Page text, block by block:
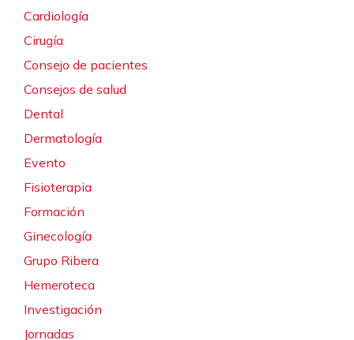
Cardiología
Cirugía
Consejo de pacientes
Consejos de salud
Dental
Dermatología
Evento
Fisioterapia
Formación
Ginecología
Grupo Ribera
Hemeroteca
Investigación
Jornadas